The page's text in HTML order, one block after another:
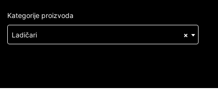
Kategorije proizvoda
×
Ladičari